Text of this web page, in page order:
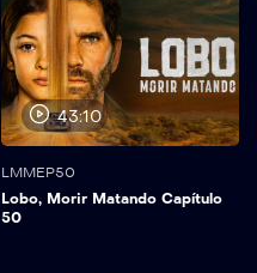
43:10
LMMEP50
Lobo, Morir Matando Capítulo
50